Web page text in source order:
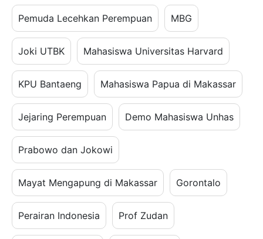
Pemuda Lecehkan Perempuan MBG
Joki UTBK Mahasiswa Universitas Harvard
KPU Bantaeng Mahasiswa Papua di Makassar
Jejaring Perempuan Demo Mahasiswa Unhas
Prabowo dan Jokowi
Mayat Mengapung di Makassar Gorontalo
Perairan Indonesia Prof Zudan